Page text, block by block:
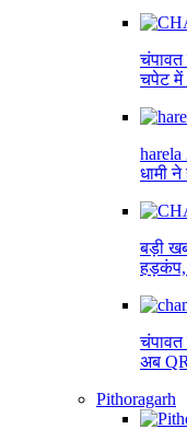
चंपावत
चपेट में
harela
धामी
बड़ी
हड़कंप,
चंपावत
अब
Pithoragarh